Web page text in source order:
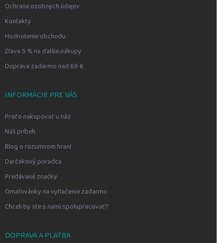
Ochrana osobných údajov
Kontakty
Hodnotenie obchodu
Zľava 5 % na ďalšie nákupy
Doprava zadarmo nad 69 €
INFORMÁCIE PRE VÁS
Prečo nakupovať u nás
Náš príbeh
Blog o rozumnom hraní
Darčekový poradca
Predávané značky
Omaľovánky na vytlačenie zadarmo
Chceli by ste s nami spolupracovať?
DOPRAVA A PLATBA